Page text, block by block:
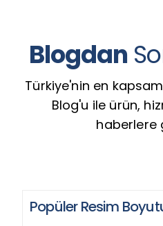
Blogdan
Türkiye'nin en
Blog'u ile ürün,
haberlere
Popüler Resim